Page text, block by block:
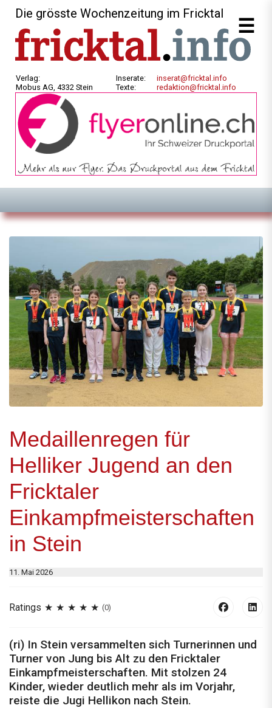
Die grösste Wochenzeitung im Fricktal
Verlag:
Mobus AG, 4332 Stein
Inserate:
Texte:
inserat@fricktal.info
redaktion@fricktal.info
Medaillenregen für
Helliker Jugend an den
Fricktaler
Einkampfmeisterschaften
in Stein
11. Mai 2026
Ratings (0)
(ri) In Stein versammelten sich Turnerinnen und
Turner von Jung bis Alt zu den Fricktaler
Einkampfmeisterschaften. Mit stolzen 24
Kinder, wieder deutlich mehr als im Vorjahr,
reiste die Jugi Hellikon nach Stein.